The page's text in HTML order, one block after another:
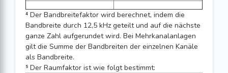
⁴ Der Bandbreitefaktor wird berechnet, indem die
Bandbreite durch 12,5 kHz geteilt und auf die nächste
ganze Zahl aufgerundet wird. Bei Mehrkanalanlagen
gilt die Summe der Bandbreiten der einzelnen Kanäle
als Bandbreite.
⁵ Der Raumfaktor ist wie folgt bestimmt: